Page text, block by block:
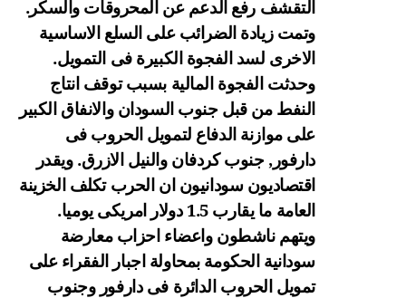
التقشف رفع الدعم عن المحروقات والسكر.
وتمت زيادة الضرائب على السلع الاساسية
الاخرى لسد الفجوة الكبيرة فى التمويل.
وحدثت الفجوة المالية بسبب توقف انتاج
النفط من قبل جنوب السودان والانفاق الكبير
على موازنة الدفاع لتمويل الحروب فى
دارفور, جنوب كردفان والنيل الازرق. ويقدر
اقتصاديون سودانيون ان الحرب تكلف الخزينة
العامة ما يقارب 1.5 دولار امريكى يوميا.
ويتهم ناشطون واعضاء احزاب معارضة
سودانية الحكومة بمحاولة اجبار الفقراء على
تمويل الحروب الدائرة فى دارفور وجنوب